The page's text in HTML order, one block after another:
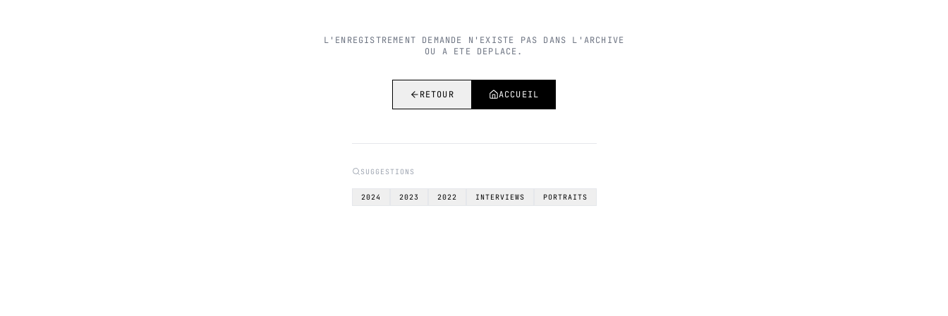
L'ENREGISTREMENT DEMANDE N'EXISTE PAS DANS L'ARCHIVE
OU A ETE DEPLACE.
RETOUR ACCUEIL
SUGGESTIONS
2024 2023 2022 INTERVIEWS PORTRAITS